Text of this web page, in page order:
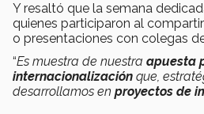
Y resaltó que la semana
quienes participaron al
o presentaciones con colegas
“Es muestra de nuestra apuesta
internacionalización que,
desarrollamos en proyectos de